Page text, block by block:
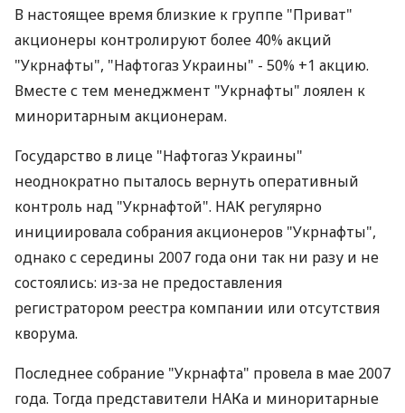
В настоящее время близкие к группе "Приват"
акционеры контролируют более 40% акций
"Укрнафты", "Нафтогаз Украины" - 50% +1 акцию.
Вместе с тем менеджмент "Укрнафты" лоялен к
миноритарным акционерам.
Государство в лице "Нафтогаз Украины"
неоднократно пыталось вернуть оперативный
контроль над "Укрнафтой". НАК регулярно
инициировала собрания акционеров "Укрнафты",
однако с середины 2007 года они так ни разу и не
состоялись: из-за не предоставления
регистратором реестра компании или отсутствия
кворума.
Последнее собрание "Укрнафта" провела в мае 2007
года. Тогда представители НАКа и миноритарные